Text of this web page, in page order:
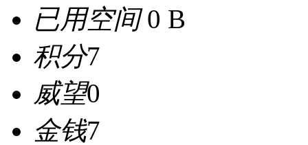
已用空间0 B
积分7
威望0
金钱7